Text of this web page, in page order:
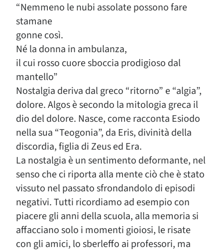
“Nemmeno le nubi assolate possono fare
stamane
gonne così.
Né la donna in ambulanza,
il cui rosso cuore sboccia prodigioso dal
mantello”
Nostalgia deriva dal greco “ritorno” e “algia”,
dolore. Algos è secondo la mitologia greca il
dio del dolore. Nasce, come racconta Esiodo
nella sua “Teogonia”, da Eris, divinità della
discordia, figlia di Zeus ed Era.
La nostalgia è un sentimento deformante, nel
senso che ci riporta alla mente ciò che è stato
vissuto nel passato sfrondandolo di episodi
negativi. Tutti ricordiamo ad esempio con
piacere gli anni della scuola, alla memoria si
affacciano solo i momenti gioiosi, le risate
con gli amici, lo sberleffo ai professori, ma